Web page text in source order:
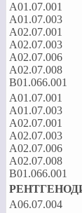
A01.07.001
А01.07.003
А02.07.001
А02.07.003
А02.07.006
А02.07.008
B01.066.001
A01.07.001
А01.07.003
А02.07.001
А02.07.003
А02.07.006
А02.07.008
B01.066.001
A06.07.004